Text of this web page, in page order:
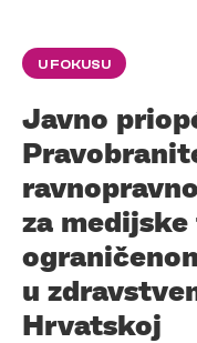
U FOKUSU
Javno
za
u
Hrvatskoj